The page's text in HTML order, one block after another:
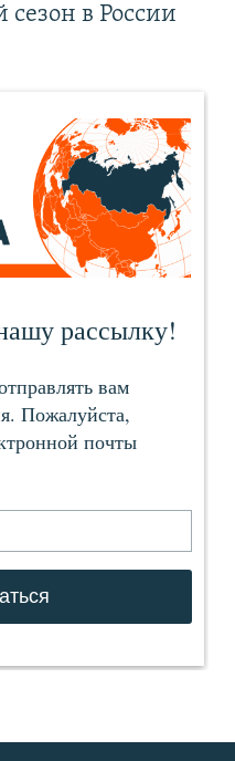
в России